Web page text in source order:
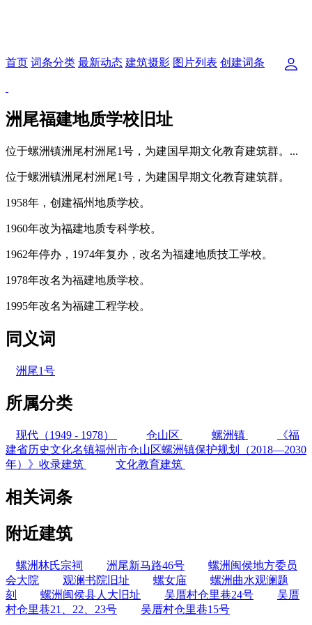
首页 词条分类 最新动态 建筑摄影 图片列表 创建词条
洲尾福建地质学校旧址
位于螺洲镇洲尾村洲尾1号，为建国早期文化教育建筑群。...
位于螺洲镇洲尾村洲尾1号，为建国早期文化教育建筑群。
1958年，创建福州地质学校。
1960年改为福建地质专科学校。
1962年停办，1974年复办，改名为福建地质技工学校。
1978年改名为福建地质学校。
1995年改名为福建工程学校。
同义词
洲尾1号
所属分类
现代（1949 - 1978） 仓山区 螺洲镇
《福
建省历史文化名镇福州市仓山区螺洲镇保护规划（2018—2030
年）》收录建筑
文化教育建筑
相关词条
附近建筑
螺洲林氏宗祠 洲尾新马路46号
螺洲闽侯地方委员
会大院
观澜书院旧址 螺女庙
螺洲曲水观澜题
刻
螺洲闽侯县人大旧址 吴厝村仓里巷24号
吴厝
村仓里巷21、22、23号
吴厝村仓里巷15号